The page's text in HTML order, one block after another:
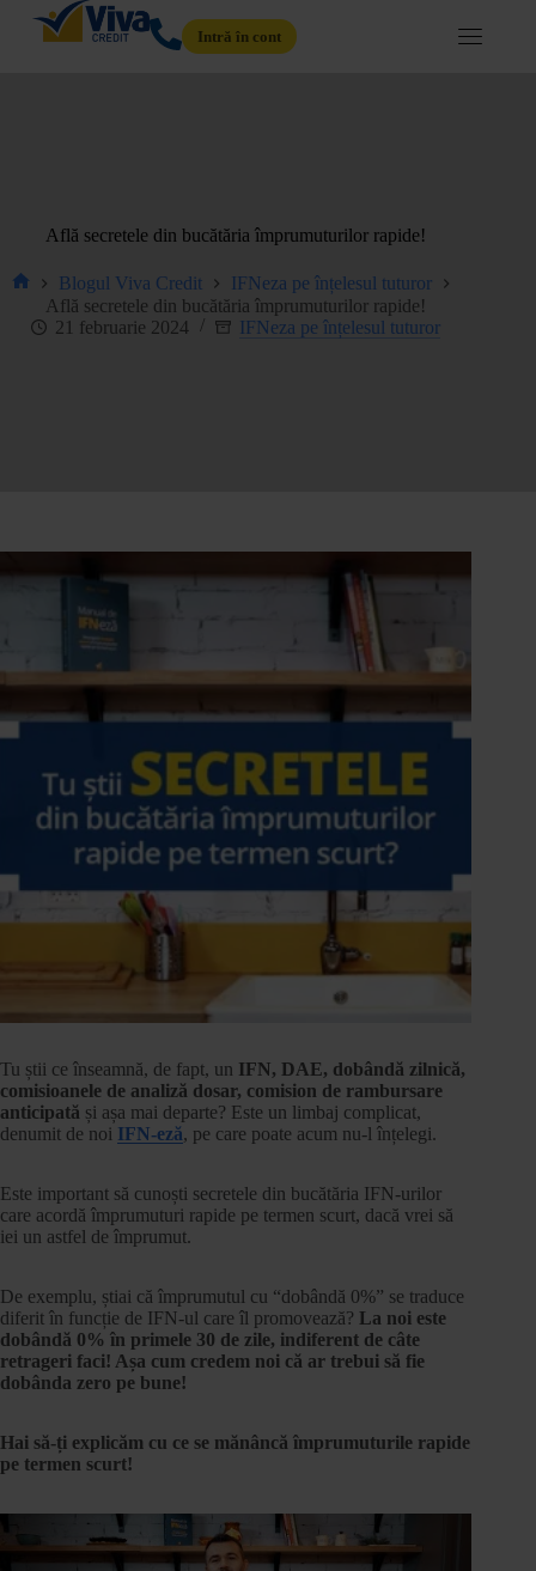
Intră în cont
Află secretele din bucătăria împrumuturilor rapide!
Blogul Viva Credit
IFNeza pe înțelesul tuturor
Află secretele din bucătăria împrumuturilor rapide!
21 februarie 2024
IFNeza pe înțelesul tuturor
Tu știi ce înseamnă, de fapt, un IFN, DAE, dobândă zilnică,
comisioanele de analiză dosar, comision de rambursare
anticipată și așa mai departe? Este un limbaj complicat,
denumit de noi IFN-eză, pe care poate acum nu-l înțelegi.
Este important să cunoști secretele din bucătăria IFN-urilor
care acordă împrumuturi rapide pe termen scurt, dacă vrei să
iei un astfel de împrumut.
De exemplu, știai că împrumutul cu “dobândă 0%” se traduce
diferit în funcție de IFN-ul care îl promovează? La noi este
dobândă 0% în primele 30 de zile, indiferent de câte
retrageri faci! Așa cum credem noi că ar trebui să fie
dobânda zero pe bune!
Hai să-ți explicăm cu ce se mănâncă împrumuturile rapide
pe termen scurt!